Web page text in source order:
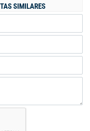
descanso. Para mayor
de carga para
con fácil
y vías principales,
cercano. No pierda
SIMILARES